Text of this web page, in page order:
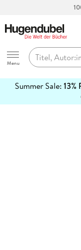
Hugendubel
Menu
Summer Sale: 13%
erfahren